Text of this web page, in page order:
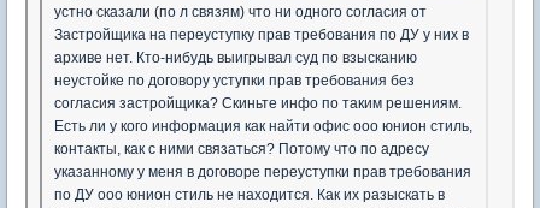
устно сказали (по л связям) что ни одного согласия от
Застройщика на переуступку прав требования по ДУ у них в
архиве нет. Кто-нибудь выигрывал суд по взысканию
неустойке по договору уступки прав требования без
согласия застройщика? Скиньте инфо по таким решениям.
Есть ли у кого информация как найти офис ооо юнион стиль,
контакты, как с ними связаться? Потому что по адресу
указанному у меня в договоре переуступки прав требования
по ДУ ооо юнион стиль не находится. Как их разыскать в